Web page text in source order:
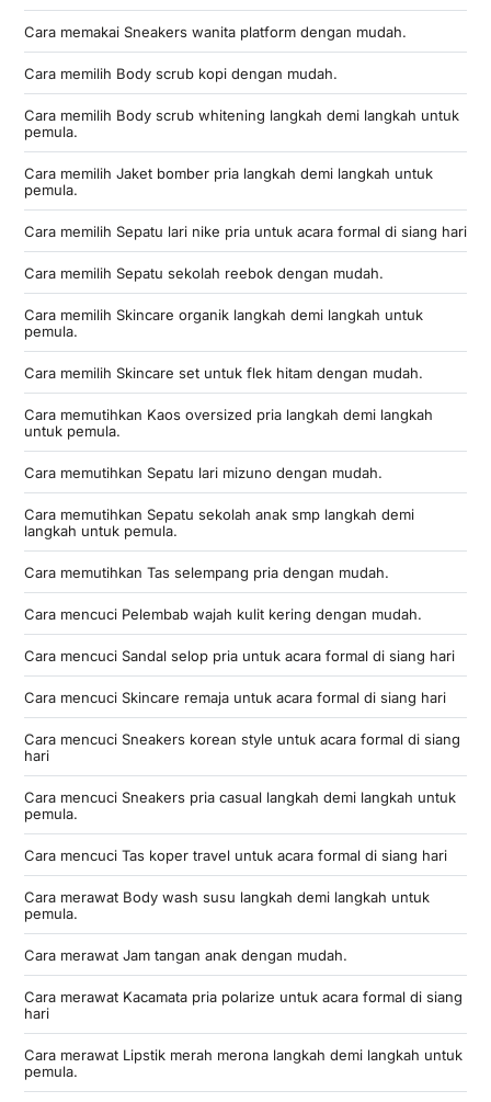
Cara memakai Sneakers wanita platform dengan mudah.
Cara memilih Body scrub kopi dengan mudah.
Cara memilih Body scrub whitening langkah demi langkah untuk
pemula.
Cara memilih Jaket bomber pria langkah demi langkah untuk
pemula.
Cara memilih Sepatu lari nike pria untuk acara formal di siang hari
Cara memilih Sepatu sekolah reebok dengan mudah.
Cara memilih Skincare organik langkah demi langkah untuk
pemula.
Cara memilih Skincare set untuk flek hitam dengan mudah.
Cara memutihkan Kaos oversized pria langkah demi langkah
untuk pemula.
Cara memutihkan Sepatu lari mizuno dengan mudah.
Cara memutihkan Sepatu sekolah anak smp langkah demi
langkah untuk pemula.
Cara memutihkan Tas selempang pria dengan mudah.
Cara mencuci Pelembab wajah kulit kering dengan mudah.
Cara mencuci Sandal selop pria untuk acara formal di siang hari
Cara mencuci Skincare remaja untuk acara formal di siang hari
Cara mencuci Sneakers korean style untuk acara formal di siang
hari
Cara mencuci Sneakers pria casual langkah demi langkah untuk
pemula.
Cara mencuci Tas koper travel untuk acara formal di siang hari
Cara merawat Body wash susu langkah demi langkah untuk
pemula.
Cara merawat Jam tangan anak dengan mudah.
Cara merawat Kacamata pria polarize untuk acara formal di siang
hari
Cara merawat Lipstik merah merona langkah demi langkah untuk
pemula.